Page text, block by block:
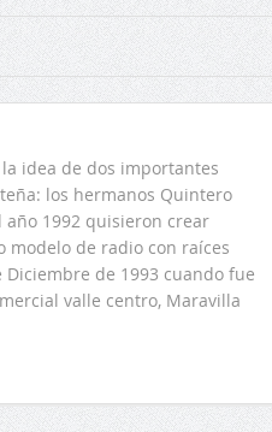
la idea de dos importantes
los hermanos Quintero
año 1992 quisieron crear
modelo de radio con raíces
de 1993 cuando fue
valle centro, Maravilla